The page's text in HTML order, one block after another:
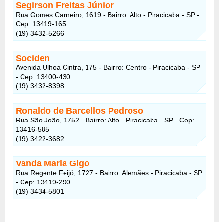
Segirson Freitas Júnior
Rua Gomes Carneiro, 1619 - Bairro: Alto - Piracicaba - SP -
Cep: 13419-165
(19) 3432-5266
Sociden
Avenida Ulhoa Cintra, 175 - Bairro: Centro - Piracicaba - SP
- Cep: 13400-430
(19) 3432-8398
Ronaldo de Barcellos Pedroso
Rua São João, 1752 - Bairro: Alto - Piracicaba - SP - Cep:
13416-585
(19) 3422-3682
Vanda Maria Gigo
Rua Regente Feijó, 1727 - Bairro: Alemães - Piracicaba - SP
- Cep: 13419-290
(19) 3434-5801